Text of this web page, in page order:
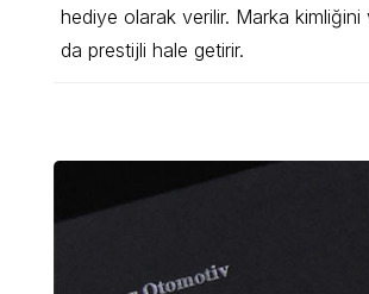
hediye olarak verilir. Marka
da prestijli hale getirir.